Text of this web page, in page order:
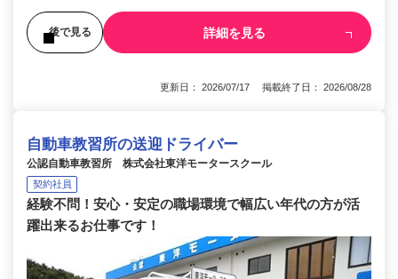
後で見る 詳細を見る
更新日： 2026/07/17 掲載終了日： 2026/08/28
自動車教習所の送迎ドライバー
公認自動車教習所 株式会社東洋モータースクール
契約社員
経験不問！安心・安定の職場環境で幅広い年代の方が活
躍出来るお仕事です！